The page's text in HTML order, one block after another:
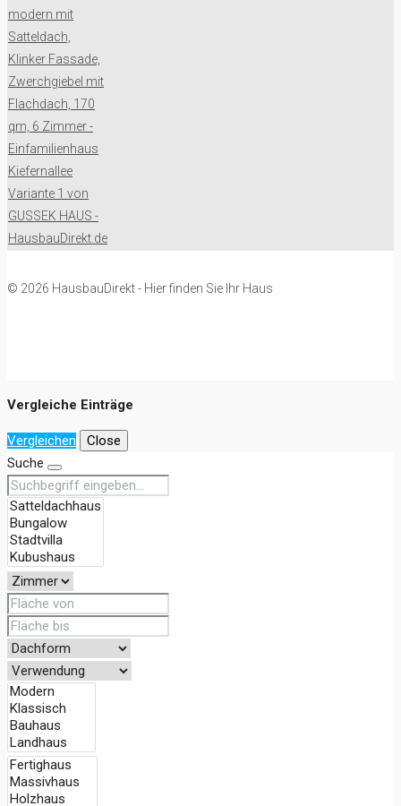
© 2026 HausbauDirekt - Hier finden Sie Ihr Haus
Vergleiche Einträge
Vergleichen
Close
Suche